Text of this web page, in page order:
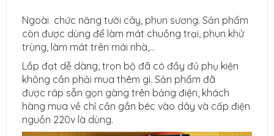
Ngoài chức năng tưới cây, phun sương. Sản phẩm
còn được dùng để làm mát chuồng trại, phun khử
trùng, làm mát trên mái nhà,...
Lắp đạt dễ dàng, trọn bộ đã có đầy đủ phụ kiện
không cần phải mua thêm gì. Sản phẩm đã
được ráp sẵn gọn gàng trên bảng điện, khách
hàng mua về chỉ cần gắn béc vào dây và cấp điện
nguồn 220v là dùng.